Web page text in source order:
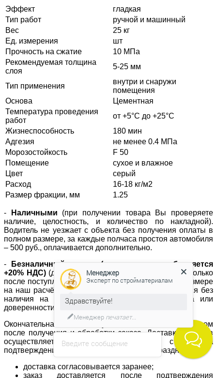
Эффект
гладкая
Тип работ
ручной и машинный
Вес
25 кг
Ед. измерения
шт
Прочность на сжатие
10 МПа
Рекомендуемая толщина
слоя
5-25 мм
Тип применения
внутри и снаружи
помещения
Основа
Цементная
Температура проведения
работ
от +5°С до +25°С
Жизнеспособность
180 мин
Адгезия
не менее 0.4 МПа
Морозостойкость
F 50
Помещение
сухое и влажное
Цвет
серый
Расход
16-18 кг/м2
Размер фракции, мм
1.25
- Наличными (при получении товара Вы проверяете
наличие, целостность, и количество по накладной).
Водитель не уезжает с объекта без получения оплаты в
полном размере, за каждые полчаса простоя автомобиля
– 500 руб., оплачивается дополнительно.
-
Безналичный расчет (к стоимости прибавляется
+20% НДС) (доставка материала осуществляется только
после поступления денежных средств в полном размере
на наш расчётный счёт; отгрузка не осуществляется без
наличия на объекте печати компании заказчика или
доверенности с синей печатью).
Окончательная стоимость устанавливается менеджером
после получения и обработки заказа. Доставка товаров
осуществляется в течение 3-х часов с момента
подтверждения заказа (в т.ч. выходные и праздники).
доставка согласовывается заранее;
заказ доставляется после подтверждения
Введите сообщение
Менеджер
Эксперт по стройматериалам
Здравствуйте!
Менеджер печатает...